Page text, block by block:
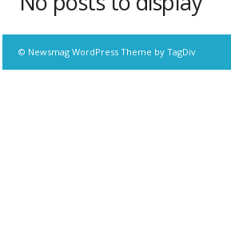
© Newsmag WordPress Theme by TagDiv